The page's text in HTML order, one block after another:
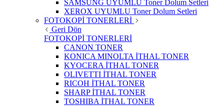
SAMSUNG UYUMLU Toner Dolum Setleri
XEROX UYUMLU Toner Dolum Setleri
FOTOKOPİ TONERLERİ
Geri Dön
FOTOKOPİ TONERLERİ
CANON TONER
KONICA MINOLTA İTHAL TONER
KYOCERA İTHAL TONER
OLIVETTI İTHAL TONER
RICOH İTHAL TONER
SHARP İTHAL TONER
TOSHIBA İTHAL TONER